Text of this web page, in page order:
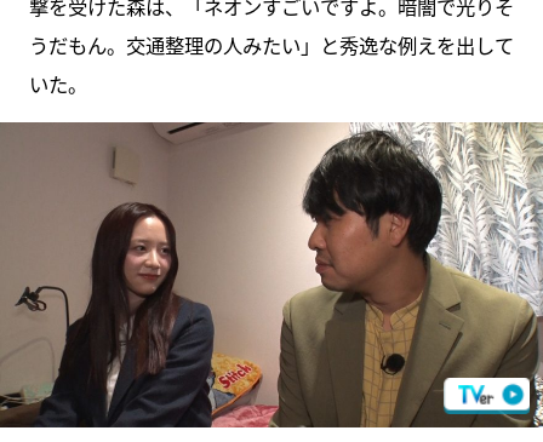
撃を受けた森は、「ネオンすごいですよ。暗闇で光りそ
うだもん。交通整理の人みたい」と秀逸な例えを出して
いた。